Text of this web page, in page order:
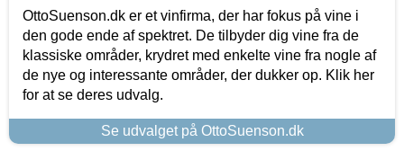
OttoSuenson.dk er et vinfirma, der har fokus på vine i
den gode ende af spektret. De tilbyder dig vine fra de
klassiske områder, krydret med enkelte vine fra nogle af
de nye og interessante områder, der dukker op. Klik her
for at se deres udvalg.
Se udvalget på OttoSuenson.dk